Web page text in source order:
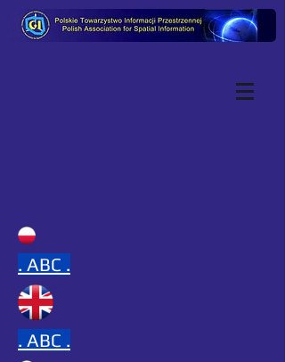
. ABC .
. ABC .